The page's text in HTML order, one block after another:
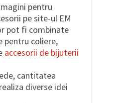
pentru
pe site-ul EM
pot fi combinate
pentru coliere,
accesorii de bijuterii
cantitatea
diverse idei